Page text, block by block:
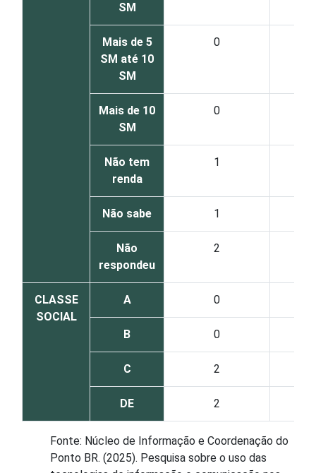
SM
Mais de 5
SM até 10
SM
0
Mais de 10
SM
0
Não tem
renda
1
Não sabe 1
Não
respondeu
2
CLASSE
SOCIAL
A 0
B 0
C 2
DE 2
Fonte: Núcleo de Informação e Coordenação do
Ponto BR. (2025). Pesquisa sobre o uso das